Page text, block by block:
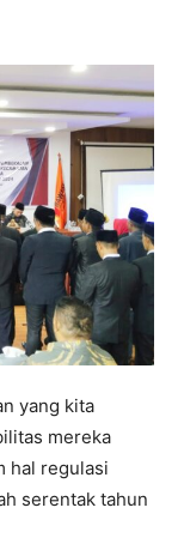
yang kita
mereka
hal regulasi
serentak tahun